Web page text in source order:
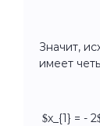
Значит,
имеет
$x_{1} = -